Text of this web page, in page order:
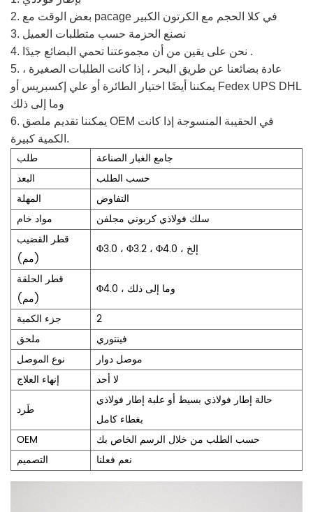
2. بعض الوقت مع pacage في كلا الحجم مع الكرتون الكبير
3. نصنع الحزمة حسب متطلبات العميل
4. نحن على يقين من أن مجموعتنا تحمي البضائع جيدًا .
5. عادة بضائعنا عن طريق البحر ، إذا كانت الطلبات الصغيرة ،
يمكننا أيضًا اختيار الطائرة أو علي إكسبريس أو Fedex UPS DHL
وما إلى ذلك
6. يمكننا تقديم ملصق OEM في الحقيبة المنسوجة إذا كانت
الكمية كبيرة.
طلب
جامع الغبار الصناعة
البعد
حسب الطلب
المهلة
التفاوض
مواد خام
سلك فولاذي كربوني مجلفن
قطر القضيب
(مم)
Φ3.0 ، Φ3.2 ، Φ4.0 ، إلخ
قطر الحلقة
(مم)
Φ4.0 ، وما إلى ذلك
جزء الكمية
2
ملحق
فينتوري
نوع الموصل
موصل دوار
إنهاء العلاج
لا أحد
طَرد
حالة إطار فولاذي بسيط أو علبة إطار فولاذي
بغطاء كامل
OEM
حسب الطلب من خلال الرسم الخاص بك
التصميم
نعم فعلنا